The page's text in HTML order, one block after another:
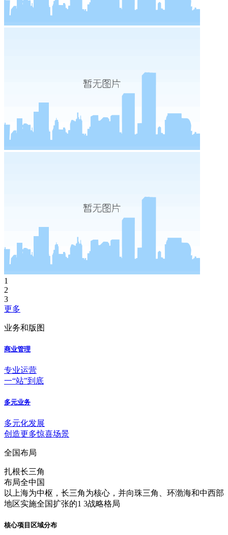
1
2
3
更多
业务和版图
商业管理
专业运营
一“站”到底
多元业务
多元化发展
创造更多惊喜场景
全国布局
扎根长三角
布局全中国
以上海为中枢，长三角为核心，并向珠三角、环渤海和中西部
地区实施全国扩张的1 3战略格局
核心项目区域分布